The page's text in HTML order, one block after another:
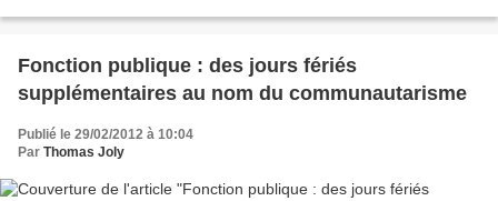
Fonction publique : des jours fériés
supplémentaires au nom du communautarisme
Publié le 29/02/2012 à 10:04
Par Thomas Joly